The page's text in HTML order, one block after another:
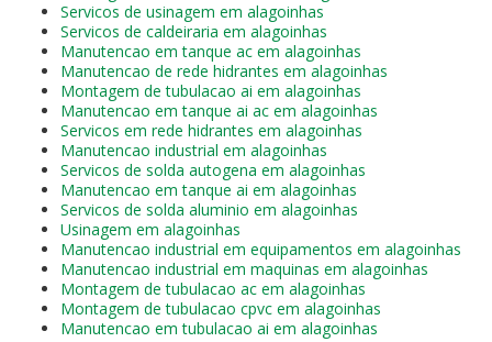
Servicos de usinagem em alagoinhas
Servicos de caldeiraria em alagoinhas
Manutencao em tanque ac em alagoinhas
Manutencao de rede hidrantes em alagoinhas
Montagem de tubulacao ai em alagoinhas
Manutencao em tanque ai ac em alagoinhas
Servicos em rede hidrantes em alagoinhas
Manutencao industrial em alagoinhas
Servicos de solda autogena em alagoinhas
Manutencao em tanque ai em alagoinhas
Servicos de solda aluminio em alagoinhas
Usinagem em alagoinhas
Manutencao industrial em equipamentos em alagoinhas
Manutencao industrial em maquinas em alagoinhas
Montagem de tubulacao ac em alagoinhas
Montagem de tubulacao cpvc em alagoinhas
Manutencao em tubulacao ai em alagoinhas